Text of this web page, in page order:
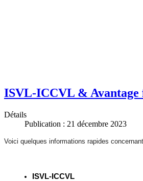
ISVL-ICCVL & Avantage
Détails
Publication : 21 décembre 2023
Voici quelques informations rapides
ISVL-ICCVL